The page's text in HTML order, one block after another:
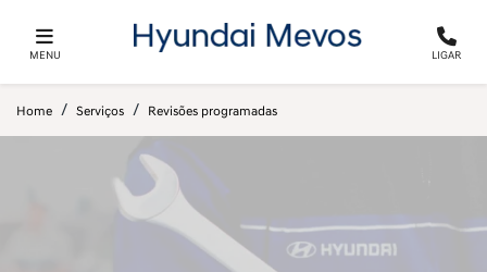
MENU LIGAR
Home Serviços Revisões programadas